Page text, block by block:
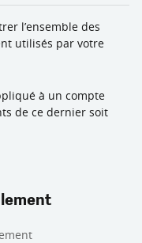
l’ensemble des
utilisés par votre
à un compte
de ce dernier soit